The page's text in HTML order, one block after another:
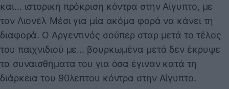
και… ιστορική πρόκριση κόντρα στην Αίγυπτο, με
τον Λιονέλ Μέσι για μία ακόμα φορά να κάνει τη
διαφορά. Ο Αργεντινός σούπερ σταρ μετά το τέλος
του παιχνιδιού με… βουρκωμένα μετά δεν έκρυψε
τα συναισθήματα του για όσα έγιναν κατά τη
διάρκεια του 90λεπτου κόντρα στην Αίγυπτο.